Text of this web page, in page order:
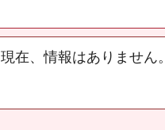
現在、情報はありません。